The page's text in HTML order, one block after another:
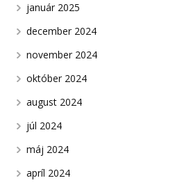
január 2025
december 2024
november 2024
október 2024
august 2024
júl 2024
máj 2024
apríl 2024